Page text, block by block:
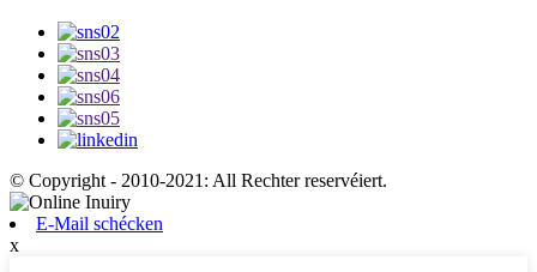
© Copyright - 2010-2021: All Rechter reservéiert.
E-Mail schécken
x